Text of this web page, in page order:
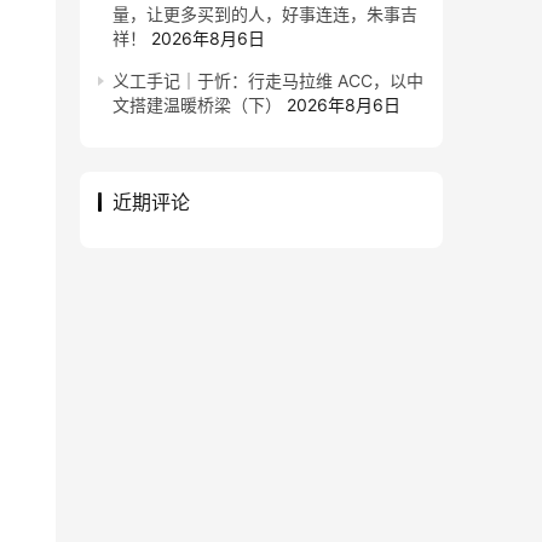
量，让更多买到的人，好事连连，朱事吉
祥！
2026年8月6日
义工手记｜于忻：行走马拉维 ACC，以中
文搭建温暖桥梁（下）
2026年8月6日
近期评论